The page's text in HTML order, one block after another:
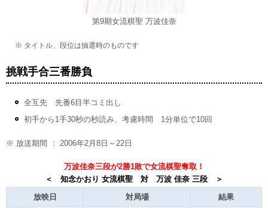
第9期女流棋聖 万波佳奈
※ タイトル、段位は抽選時のものです
挑戦手合三番勝負
全互先 先番6目半コミ出し
初手から1手30秒の秒読み、考慮時間 1分単位で10回
※ 放送期間 ： 2006年2月8日～22日
万波佳奈三段が2勝1敗で女流棋聖奪取！
＜ 知念かおり 女流棋聖 対 万波 佳奈 三段 ＞
放映日 対局場 結果